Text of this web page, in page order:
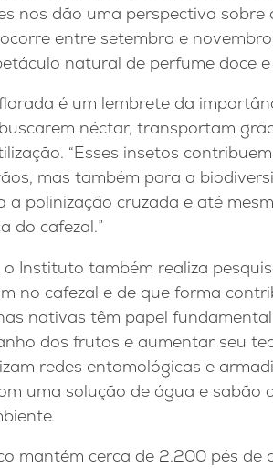
nos dão uma perspectiva sobre
entre setembro e
natural de perfume doce
é um lembrete da
néctar, transportam
“Esses insetos
mas também para a
a polinização cruzada e até
do cafezal.”
Instituto também realiza
no cafezal e de que forma
nativas têm papel
dos frutos e aumentar seu
redes entomológicas e
uma solução de água e
mantém cerca de 2.200 pés de